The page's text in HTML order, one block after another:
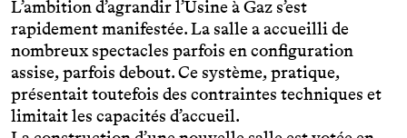
L’ambition d’agrandir l’Usine à Gaz s’est
rapidement manifestée. La salle a accueilli de
nombreux spectacles parfois en configuration
assise, parfois debout. Ce système, pratique,
présentait toutefois des contraintes techniques et
limitait les capacités d’accueil.